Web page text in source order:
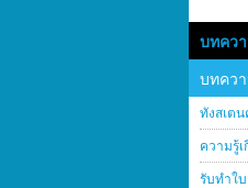
บทคว
บทคว
ทังสเต
ความรู้
รับทำใบ